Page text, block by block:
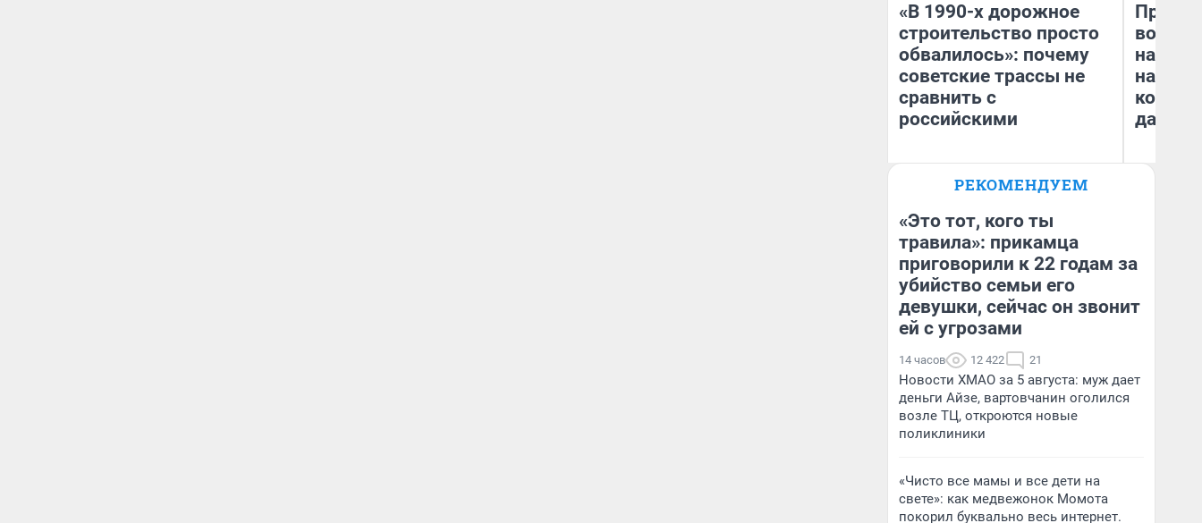
«В 1990-х дорожное
строительство просто
обвалилось»: почему
советские трассы не
сравнить с
российскими
Блогер, предприниматель,
бизнесе
нам
даже
РЕКОМЕНДУЕМ
«Это тот, кого ты
травила»: прикамца
приговорили к 22 годам за
убийство семьи его
девушки, сейчас он звонит
ей с угрозами
14 часов 12 422 21
Новости ХМАО за 5 августа: муж дает
деньги Айзе, вартовчанин оголился
возле ТЦ, откроются новые
поликлиники
«Чисто все мамы и все дети на
свете»: как медвежонок Момота
покорил буквально весь интернет.